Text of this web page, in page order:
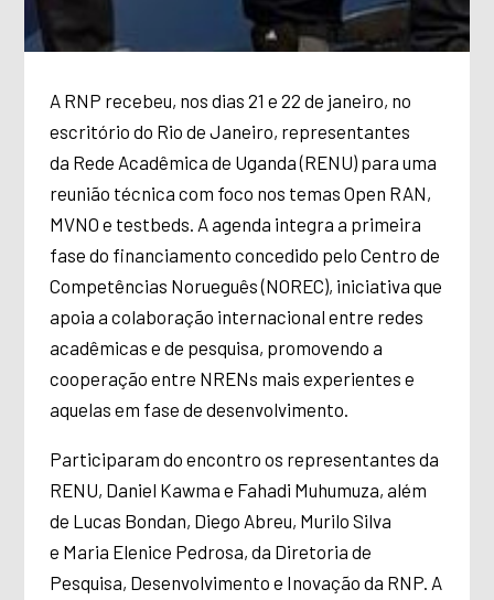
A RNP recebeu, nos dias 21 e 22 de janeiro, no
escritório do Rio de Janeiro, representantes
da Rede Acadêmica de Uganda (RENU) para uma
reunião técnica com foco nos temas Open RAN,
MVNO e testbeds. A agenda integra a primeira
fase do financiamento concedido pelo Centro de
Competências Norueguês (NOREC), iniciativa que
apoia a colaboração internacional entre redes
acadêmicas e de pesquisa, promovendo a
cooperação entre NRENs mais experientes e
aquelas em fase de desenvolvimento.
Participaram do encontro os representantes da
RENU, Daniel Kawma e Fahadi Muhumuza, além
de Lucas Bondan, Diego Abreu, Murilo Silva
e Maria Elenice Pedrosa, da Diretoria de
Pesquisa, Desenvolvimento e Inovação da RNP. A